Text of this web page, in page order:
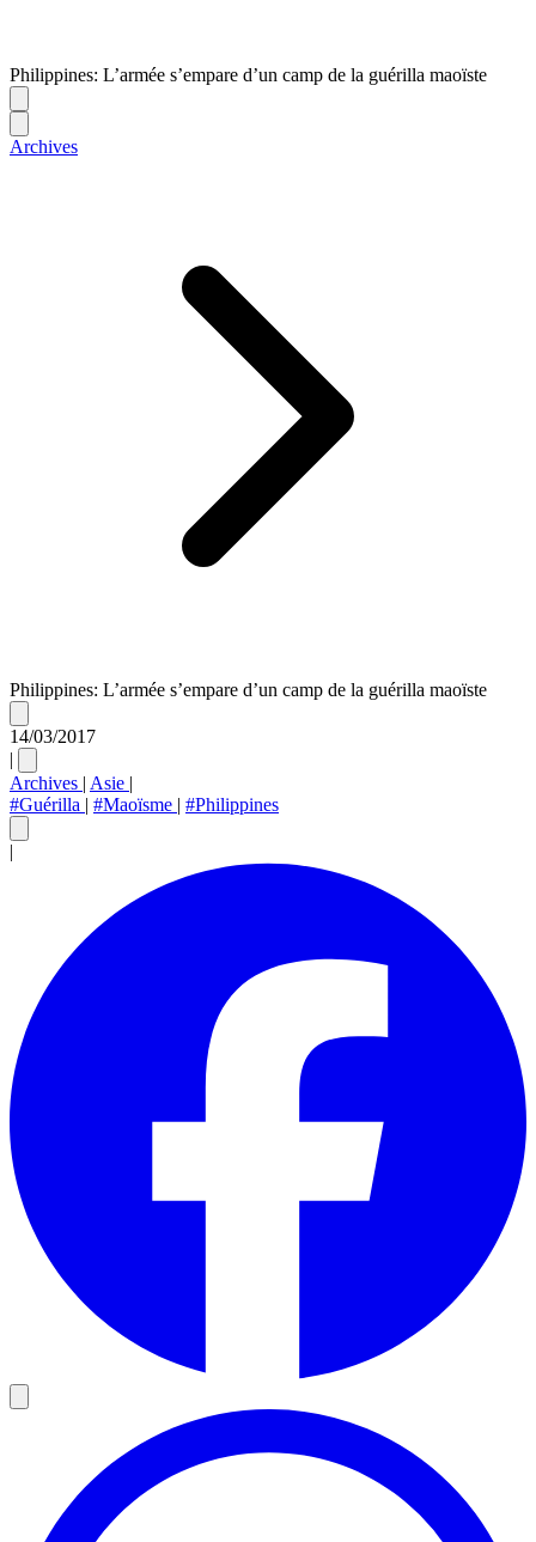
Philippines: L’armée s’empare d’un camp de la guérilla maoïste
Archives
Philippines: L’armée s’empare d’un camp de la guérilla maoïste
14/03/2017
|
Archives | Asie |
#Guérilla | #Maoïsme | #Philippines
|